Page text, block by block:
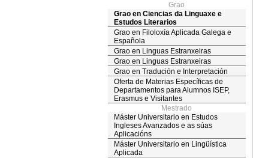
Grao
Grao en Ciencias da Linguaxe e
Estudos Literarios
Grao en Filoloxía Aplicada Galega e
Española
Grao en Linguas Estranxeiras
Grao en Linguas Estranxeiras
Grao en Tradución e Interpretación
Oferta de Materias Específicas de
Departamentos para Alumnos ISEP,
Erasmus e Visitantes
Mestrado
Máster Universitario en Estudos
Ingleses Avanzados e as súas
Aplicacións
Máster Universitario en Lingüística
Aplicada